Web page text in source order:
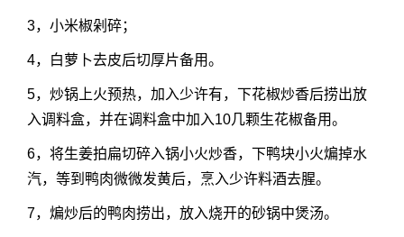
3，小米椒剁碎；
4，白萝卜去皮后切厚片备用。
5，炒锅上火预热，加入少许有，下花椒炒香后捞出放
入调料盒，并在调料盒中加入10几颗生花椒备用。
6，将生姜拍扁切碎入锅小火炒香，下鸭块小火煸掉水
汽，等到鸭肉微微发黄后，烹入少许料酒去腥。
7，煸炒后的鸭肉捞出，放入烧开的砂锅中煲汤。